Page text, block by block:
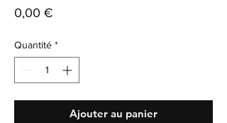
0,00 €
Quantité *
Ajouter au panier